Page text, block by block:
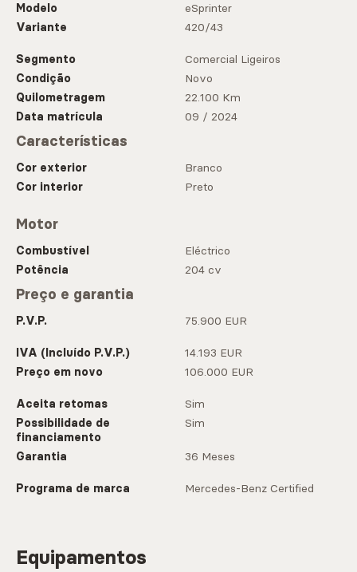
Modelo
eSprinter
Variante
420/43
Segmento
Comercial Ligeiros
Condição
Novo
Quilometragem
22.100 Km
Data matrícula
09 / 2024
Características
Cor exterior
Branco
Cor interior
Preto
Motor
Combustível
Eléctrico
Potência
204 cv
Preço e garantia
P.V.P. 75.900 EUR
IVA (Incluído P.V.P.)
14.193 EUR
Preço em novo
106.000 EUR
Aceita retomas
Sim
Possibilidade de
financiamento
Sim
Garantia 36 Meses
Programa de marca Mercedes-Benz Certified
Equipamentos